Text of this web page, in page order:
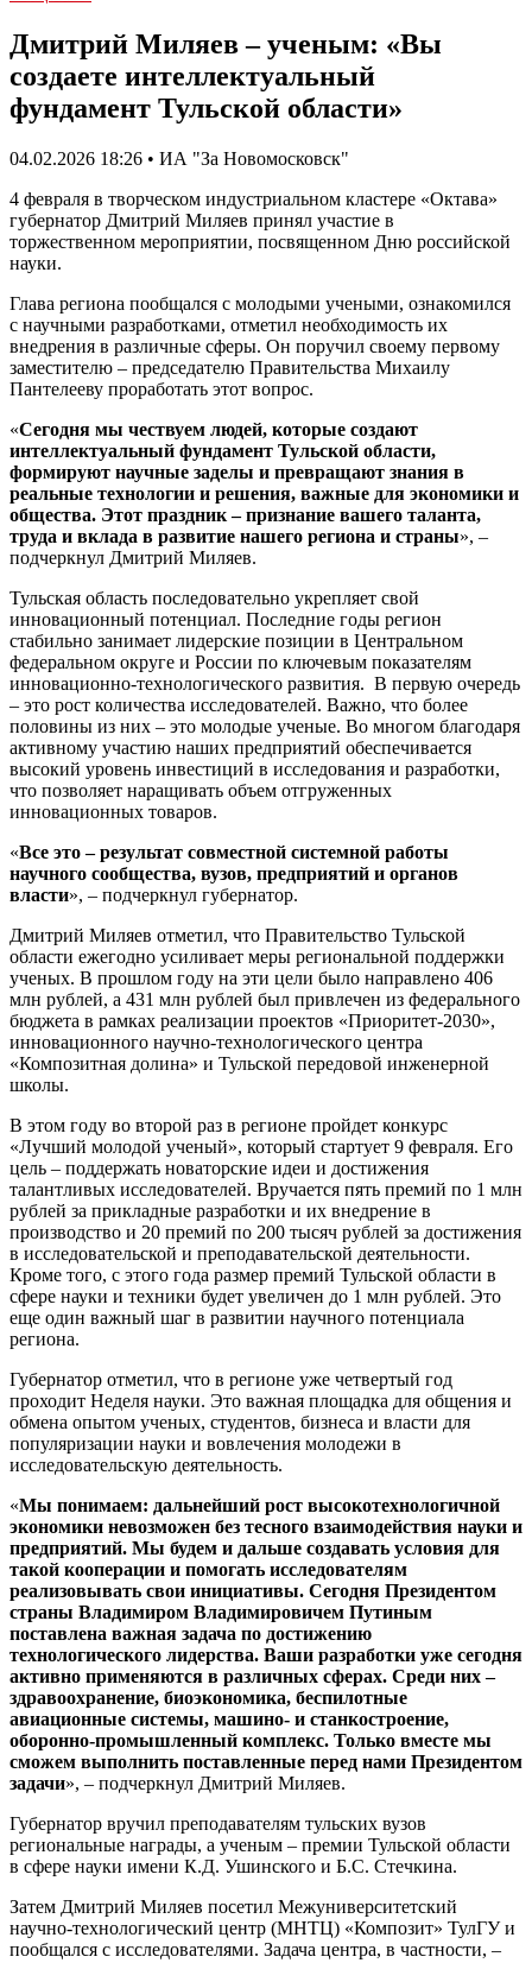
Дмитрий Миляев – ученым: «Вы
создаете интеллектуальный
фундамент Тульской области»
04.02.2026 18:26 • ИА "За Новомосковск"
4 февраля в творческом индустриальном кластере «Октава»
губернатор Дмитрий Миляев принял участие в
торжественном мероприятии, посвященном Дню российской
науки.
Глава региона пообщался с молодыми учеными, ознакомился
с научными разработками, отметил необходимость их
внедрения в различные сферы. Он поручил своему первому
заместителю – председателю Правительства Михаилу
Пантелееву проработать этот вопрос.
«Сегодня мы чествуем людей, которые создают
интеллектуальный фундамент Тульской области,
формируют научные заделы и превращают знания в
реальные технологии и решения, важные для экономики и
общества. Этот праздник – признание вашего таланта,
труда и вклада в развитие нашего региона и страны», –
подчеркнул Дмитрий Миляев.
Тульская область последовательно укрепляет свой
инновационный потенциал. Последние годы регион
стабильно занимает лидерские позиции в Центральном
федеральном округе и России по ключевым показателям
инновационно-технологического развития. В первую очередь
– это рост количества исследователей. Важно, что более
половины из них – это молодые ученые. Во многом благодаря
активному участию наших предприятий обеспечивается
высокий уровень инвестиций в исследования и разработки,
что позволяет наращивать объем отгруженных
инновационных товаров.
«Все это – результат совместной системной работы
научного сообщества, вузов, предприятий и органов
власти», – подчеркнул губернатор.
Дмитрий Миляев отметил, что Правительство Тульской
области ежегодно усиливает меры региональной поддержки
ученых. В прошлом году на эти цели было направлено 406
млн рублей, а 431 млн рублей был привлечен из федерального
бюджета в рамках реализации проектов «Приоритет-2030»,
инновационного научно-технологического центра
«Композитная долина» и Тульской передовой инженерной
школы.
В этом году во второй раз в регионе пройдет конкурс
«Лучший молодой ученый», который стартует 9 февраля. Его
цель – поддержать новаторские идеи и достижения
талантливых исследователей. Вручается пять премий по 1 млн
рублей за прикладные разработки и их внедрение в
производство и 20 премий по 200 тысяч рублей за достижения
в исследовательской и преподавательской деятельности.
Кроме того, с этого года размер премий Тульской области в
сфере науки и техники будет увеличен до 1 млн рублей. Это
еще один важный шаг в развитии научного потенциала
региона.
Губернатор отметил, что в регионе уже четвертый год
проходит Неделя науки. Это важная площадка для общения и
обмена опытом ученых, студентов, бизнеса и власти для
популяризации науки и вовлечения молодежи в
исследовательскую деятельность.
«Мы понимаем: дальнейший рост высокотехнологичной
экономики невозможен без тесного взаимодействия науки и
предприятий. Мы будем и дальше создавать условия для
такой кооперации и помогать исследователям
реализовывать свои инициативы. Сегодня Президентом
страны Владимиром Владимировичем Путиным
поставлена важная задача по достижению
технологического лидерства. Ваши разработки уже сегодня
активно применяются в различных сферах. Среди них –
здравоохранение, биоэкономика, беспилотные
авиационные системы, машино- и станкостроение,
оборонно-промышленный комплекс. Только вместе мы
сможем выполнить поставленные перед нами Президентом
задачи», – подчеркнул Дмитрий Миляев.
Губернатор вручил преподавателям тульских вузов
региональные награды, а ученым – премии Тульской области
в сфере науки имени К.Д. Ушинского и Б.С. Стечкина.
Затем Дмитрий Миляев посетил Межуниверситетский
научно-технологический центр (МНТЦ) «Композит» ТулГУ и
пообщался с исследователями. Задача центра, в частности, –